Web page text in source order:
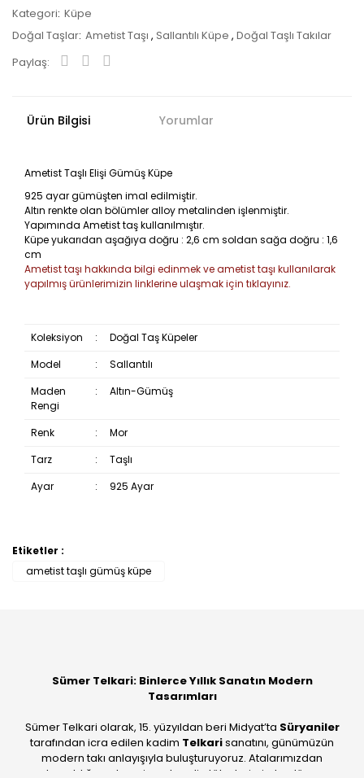
Kategori Küpe
Doğal Taşlar Ametist Taşı , Sallantılı Küpe , Doğal Taşlı Takılar
Paylaş:
Ürün Bilgisi Yorumlar
Ametist Taşlı Elişi Gümüş Küpe
925 ayar gümüşten imal edilmiştir.
Altın renkte olan bölümler alloy metalinden işlenmiştir.
Yapımında Ametist taş kullanılmıştır.
Küpe yukarıdan aşağıya doğru : 2,6 cm soldan sağa doğru : 1,6
cm
Ametist taşı hakkında bilgi edinmek ve ametist taşı kullanılarak
yapılmış ürünlerimizin linklerine ulaşmak için tıklayınız.
Koleksiyon :
Doğal Taş Küpeler
Model
:
Sallantılı
Maden
Rengi
: Altın-Gümüş
Renk :
Mor
Tarz
:
Taşlı
Ayar
: 925 Ayar
Bu ürüne ilk yorumu siz yapın!
Etiketler :
ametist taşlı gümüş küpe
Sümer Telkari: Binlerce Yıllık Sanatın Modern
Tasarımları
Sümer Telkari olarak, 15. yüzyıldan beri Midyat’ta Süryaniler
tarafından icra edilen kadim Telkarisanatını, günümüzün
modern takı anlayışıyla buluşturuyoruz. Atalarımızdan
devraldığımız bu mirası; kendi atölyelerimizde, dünya